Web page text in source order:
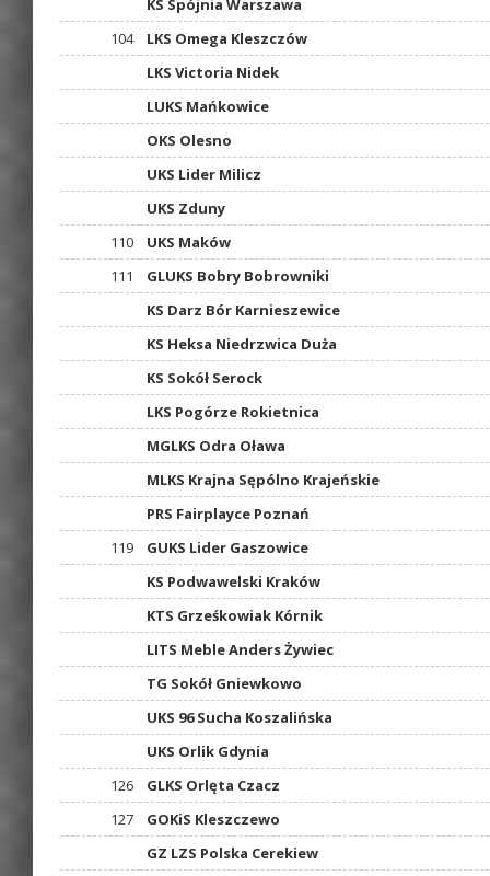
KS Spójnia Warszawa
104
LKS Omega Kleszczów
LKS Victoria Nidek
LUKS Mańkowice
OKS Olesno
UKS Lider Milicz
UKS Zduny
110
UKS Maków
111
GLUKS Bobry Bobrowniki
KS Darz Bór Karnieszewice
KS Heksa Niedrzwica Duża
KS Sokół Serock
LKS Pogórze Rokietnica
MGLKS Odra Oława
MLKS Krajna Sępólno Krajeńskie
PRS Fairplayce Poznań
119
GUKS Lider Gaszowice
KS Podwawelski Kraków
KTS Grześkowiak Kórnik
LITS Meble Anders Żywiec
TG Sokół Gniewkowo
UKS 96 Sucha Koszalińska
UKS Orlik Gdynia
126
GLKS Orlęta Czacz
127
GOKiS Kleszczewo
GZ LZS Polska Cerekiew